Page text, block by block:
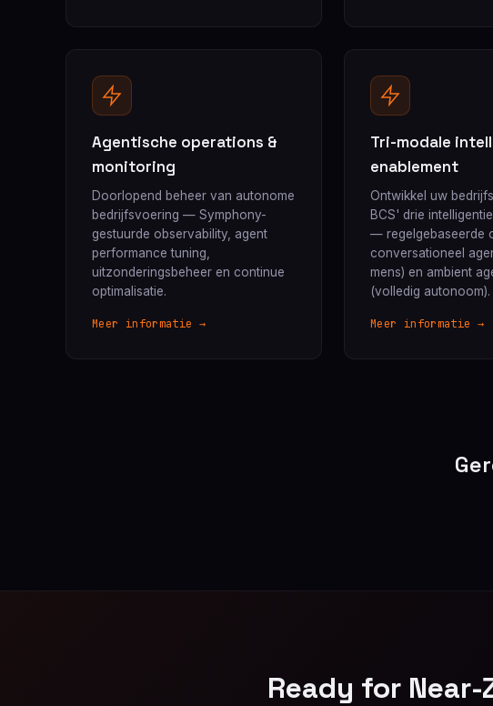
Agentische operations &
monitoring
Doorlopend beheer van autonome
bedrijfsvoering — Symphony-
gestuurde observability, agent
performance tuning,
uitzonderingsbeheer en continue
optimalisatie.
Meer informatie →
Tri-modale
enablement
Ontwikkel uw
BCS' drie
— regelgebaseerde
conversationeel
mens) en ambient
(volledig autonoom).
Meer informatie →
Ready for